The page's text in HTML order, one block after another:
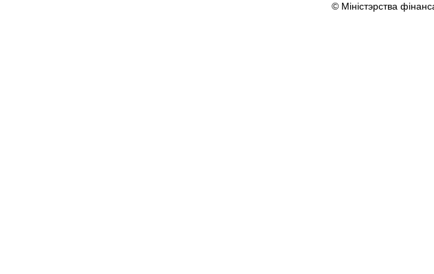
© Міністэрства